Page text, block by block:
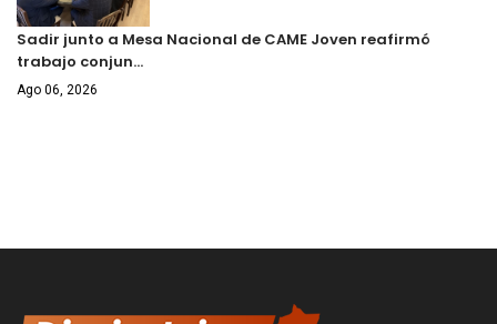
Sadir junto a Mesa Nacional de CAME Joven reafirmó
trabajo conjun…
Ago 06, 2026